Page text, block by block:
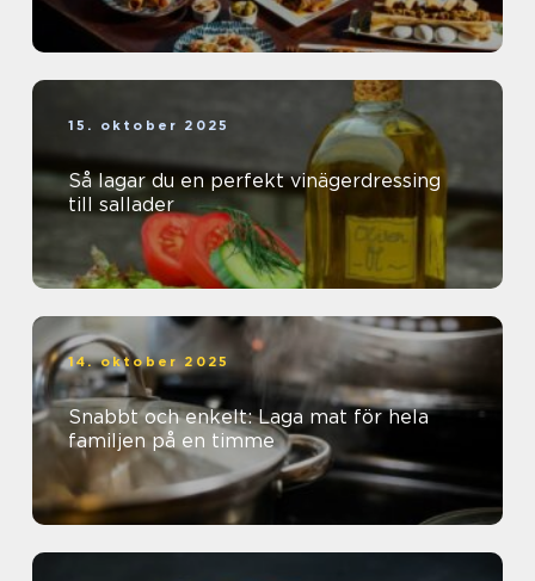
15. oktober 2025
Så lagar du en perfekt vinägerdressing
till sallader
14. oktober 2025
Snabbt och enkelt: Laga mat för hela
familjen på en timme